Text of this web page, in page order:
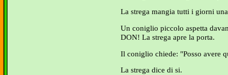
La strega mangia tutti i giorni
Un coniglio piccolo aspetta
DON! La strega apre la porta.
Il coniglio chiede: "Posso avere
La strega dice di si.